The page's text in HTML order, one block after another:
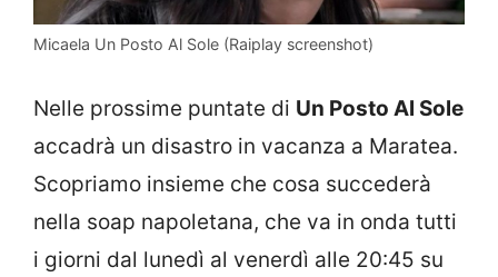
Micaela Un Posto Al Sole (Raiplay screenshot)
Nelle prossime puntate di Un Posto Al Sole
accadrà un disastro in vacanza a Maratea.
Scopriamo insieme che cosa succederà
nella soap napoletana, che va in onda tutti
i giorni dal lunedì al venerdì alle 20:45 su